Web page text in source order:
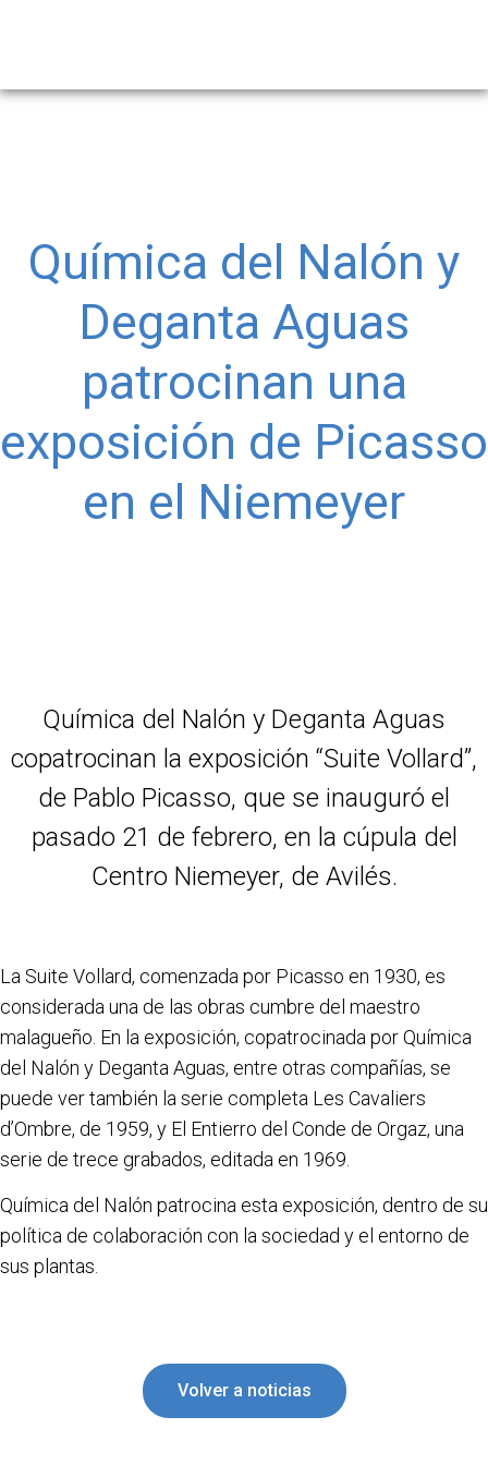
Química del Nalón y
Deganta Aguas
patrocinan una
exposición de Picasso
en el Niemeyer
Química del Nalón y Deganta Aguas
copatrocinan la exposición “Suite Vollard”,
de Pablo Picasso, que se inauguró el
pasado 21 de febrero, en la cúpula del
Centro Niemeyer, de Avilés.
La Suite Vollard, comenzada por Picasso en 1930, es
considerada una de las obras cumbre del maestro
malagueño. En la exposición, copatrocinada por Química
del Nalón y Deganta Aguas, entre otras compañías, se
puede ver también la serie completa Les Cavaliers
d’Ombre, de 1959, y El Entierro del Conde de Orgaz, una
serie de trece grabados, editada en 1969.
Química del Nalón patrocina esta exposición, dentro de su
política de colaboración con la sociedad y el entorno de
sus plantas.
Volver a noticias